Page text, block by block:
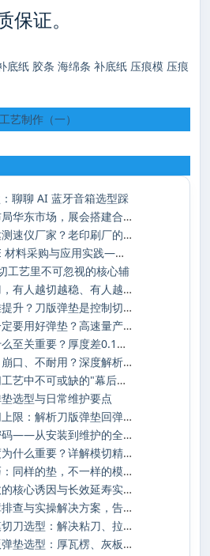
保证。
底纸 胶条 海绵条 补底纸 压痕模 压痕
艺制作（一）
聊聊 AI 蓝牙音箱选型踩
参展上海全印展布局华东市场，展会搭建合作
怎么选择厂区雷达测速仪厂家？老印刷厂的安
耐高温抗撕裂 TPE 材料采购与应用实践——深
艺里不可忽视的核心辅
为什么同款模切刀，有人越切越稳、有人越切
半切工艺良品率难提升？刀版弹垫是控制切入
高速模切为什么一定要用好弹垫？高速量产下
刀版弹垫厚度为什么至关重要？厚度差0.1mm，
模切刀频繁磨损、崩口、不耐用？深度解析损
刀版弹垫——模切工艺中不可或缺的"幕后功臣
选型与日常维护要点
微孔结构决定模切上限：解析刀版弹垫回弹与
刀版弹垫的工艺密码——从安装到维护的全生
刀版弹垫尺寸精度为什么重要？详解模切精度
刀版弹垫排布技巧：同样的垫，不一样的模切
刀版弹垫老化失效的核心诱因与长效延寿实操
刀版弹垫高频故障排查与实操解决方案，告别
薄膜软包装专用模切刀选型：解决粘刀、拉丝
重载模切场景刀版弹垫选型：厚瓦楞、灰板加